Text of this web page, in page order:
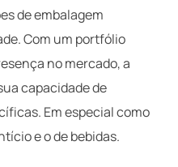
de embalagem
Com um portfólio
no mercado, a
capacidade de
Em especial como
e o de bebidas.